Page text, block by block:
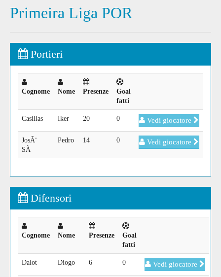
Primeira Liga POR
Portieri
Cognome Nome Presenze
Goal
fatti
Casillas Iker 20 0 Vedi giocatore
JosÃ¨
SÃ
Pedro 14 0 Vedi giocatore
Difensori
Cognome Nome Presenze
Goal
fatti
Dalot Diogo 6 0 Vedi giocatore